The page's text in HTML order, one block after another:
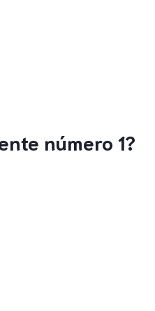
número 1?